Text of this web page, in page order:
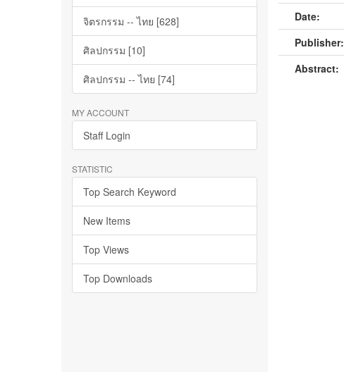
จิตรกรรม -- ไทย [628]
ศิลปกรรม [10]
ศิลปกรรม -- ไทย [74]
MY ACCOUNT
Staff Login
STATISTIC
Top Search Keyword
New Items
Top Views
Top Downloads
Date:
Publisher:
Abstract: